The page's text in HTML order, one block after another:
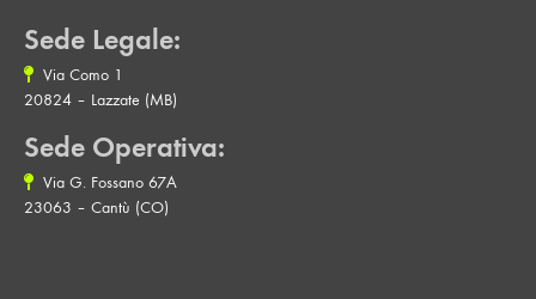
Sede Legale:
Via Como 1
20824 – Lazzate (MB)
Sede Operativa:
Via G. Fossano 67A
23063 – Cantù (CO)